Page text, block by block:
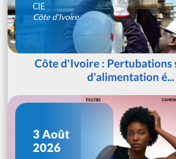
CIE
Côte d'Ivoire
Côte d'Ivoire : Pertubations
d'alimentation é...
3 Août
2026